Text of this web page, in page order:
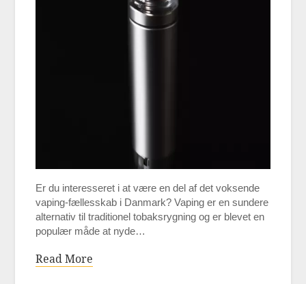
Er du interesseret i at være en del af det voksende
vaping-fællesskab i Danmark? Vaping er en sundere
alternativ til traditionel tobaksrygning og er blevet en
populær måde at nyde…
Read More